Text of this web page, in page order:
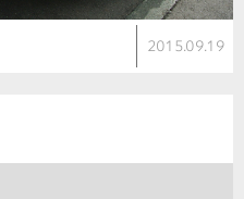
2015.09.19